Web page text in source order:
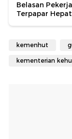
Belasan
Terpapar
kemenhut
kementerian